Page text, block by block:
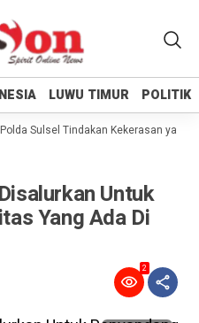
LUWU TIMUR POLITIK
LUWU TIMUR POLITIK
Sulsel Tindakan Kekerasan yang
Untuk
Yang Ada Di
2